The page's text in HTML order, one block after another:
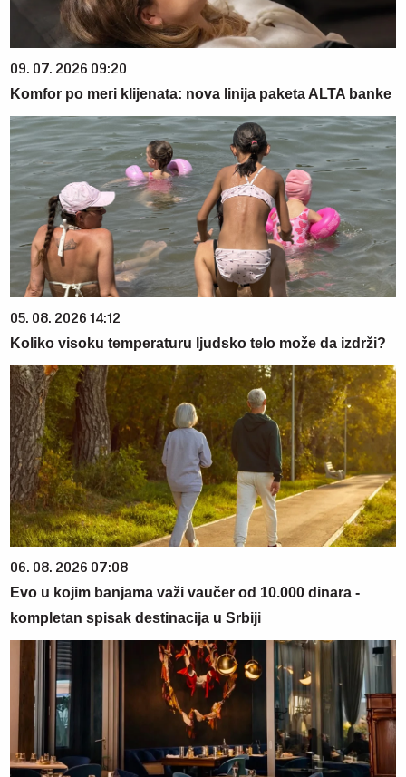
09. 07. 2026 09:20
Komfor po meri klijenata: nova linija paketa ALTA banke
05. 08. 2026 14:12
Koliko visoku temperaturu ljudsko telo može da izdrži?
06. 08. 2026 07:08
Evo u kojim banjama važi vaučer od 10.000 dinara -
kompletan spisak destinacija u Srbiji